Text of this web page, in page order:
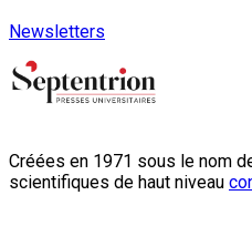
Newsletters
Créées en 1971 sous le nom
scientifiques de haut niveau